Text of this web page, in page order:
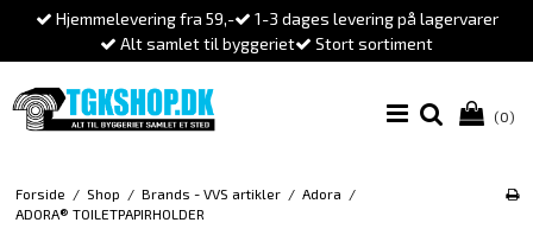
Hjemmelevering fra 59,-
1-3 dages levering på lagervarer
Alt samlet til byggeriet
Stort sortiment
(0)
Forside / Shop / Brands - VVS artikler / Adora /
ADORA® TOILETPAPIRHOLDER